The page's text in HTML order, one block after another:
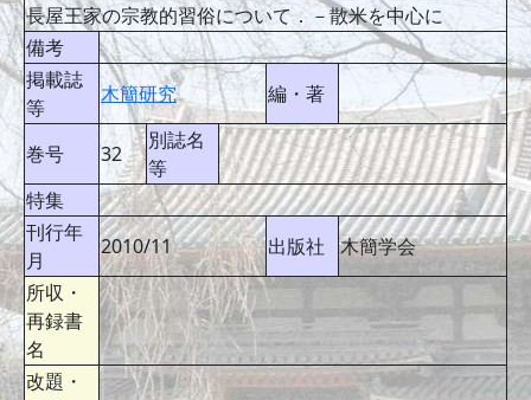
長屋王家の宗教的習俗について．－散米を中心に
備考
掲載誌
等
木簡研究 編・著
巻号 32
別誌名
等
特集
刊行年
月
2010/11 出版社
木簡学会
所収・
再録書
名
改題・